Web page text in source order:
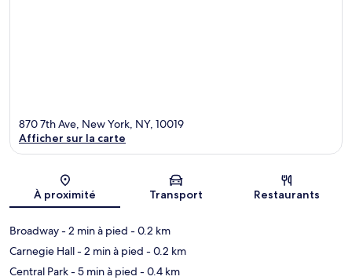
Carte
870 7th Ave, New York, NY, 10019
Afficher sur la carte
À proximité Transport Restaurants
Broadway- 2 min à pied - 0.2 km
Carnegie Hall- 2 min à pied - 0.2 km
Central Park- 5 min à pied - 0.4 km